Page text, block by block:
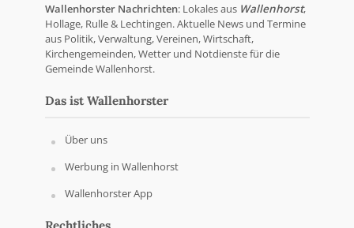
Wallenhorster Nachrichten: Lokales aus Wallenhorst,
Hollage, Rulle & Lechtingen. Aktuelle News und Termine
aus Politik, Verwaltung, Vereinen, Wirtschaft,
Kirchengemeinden, Wetter und Notdienste für die
Gemeinde Wallenhorst.
Das ist Wallenhorster
Über uns
Werbung in Wallenhorst
Wallenhorster App
Rechtliches